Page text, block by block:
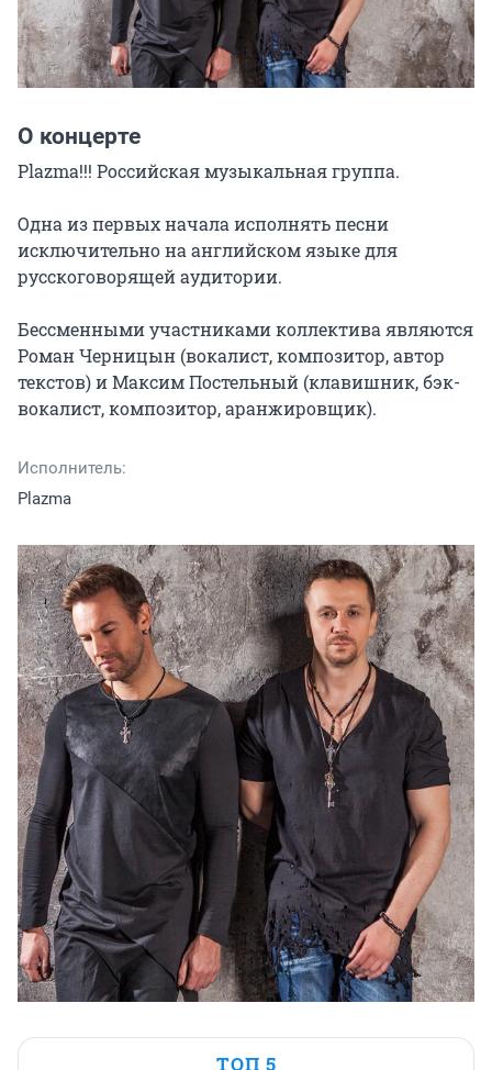
О концерте
Plazma!!! Российская музыкальная группа.
Одна из первых начала исполнять песни
исключительно на английском языке для
русскоговорящей аудитории.
Бессменными участниками коллектива являются
Роман Черницын (вокалист, композитор, автор
текстов) и Максим Постельный (клавишник, бэк-
вокалист, композитор, аранжировщик).
Исполнитель:
Plazma
ТОП 5